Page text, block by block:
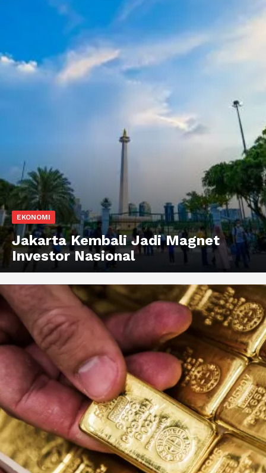
EKONOMI
Jakarta Kembali Jadi Magnet
Investor Nasional